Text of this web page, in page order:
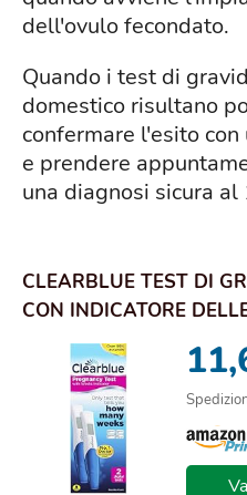
dell'ovulo fecondato.
Quando i test di
domestico risultano
confermare l'esito
e prendere
una diagnosi sicura al
CLEARBLUE TEST DI
CON INDICATORE
CON 2 TEST